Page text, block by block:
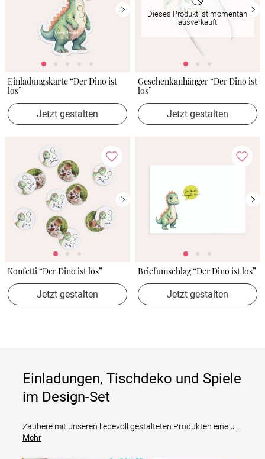
Einladungskarte “Der Dino ist
los”
Jetzt gestalten
Dieses Produkt ist momentan
ausverkauft
Geschenkanhänger “Der Dino ist
los”
Jetzt gestalten
Konfetti “Der Dino ist los”
Jetzt gestalten
Briefumschlag “Der Dino ist los”
Jetzt gestalten
Einladungen, Tischdeko und Spiele
im Design-Set
Zaubere mit unseren liebevoll gestalteten Produkten eine u...
Mehr